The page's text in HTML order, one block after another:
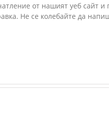
от нашият уеб сайт и
Не се колебайте да